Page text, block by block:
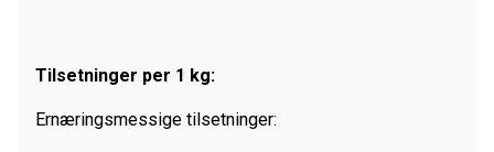
Tilsetninger per 1 kg:
Ernæringsmessige tilsetninger: